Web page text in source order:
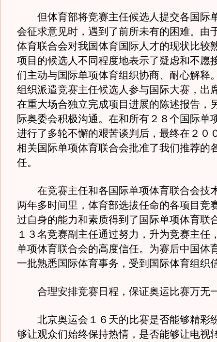
但体育部将竞赛主任候选人提交各国际
会征求意见时，遇到了前所未有的困难。由
体育联合会对我国体育国际人才的现状比较
项目的候选人不同程度地表示了疑虑和不愿
们主动与国际单项体育组织协商、耐心解释
组织派遣竞赛主任候选人参与国际大赛，出
在重大场合独立完成项目进展的陈述报告，
际奥委会积极沟通。在和所有２８个国际单
进行了多轮不懈的艰苦谈判后，最终在２０
相关国际单项体育联合会批准了我们推荐的
任。
在竞赛主任和各国际单项体育联合会技
两年多时间里，体育部选拔任命的各项目竞
过自身的能力和素质得到了国际单项体育联
１３名竞赛副主任通过努力，升为竞赛主任
单项体育联合会的高度信任。为赛后中国体
一批熟悉国际体育事务，受到国际体育组织
合理安排竞赛日程，保证奥运比赛万无
北京奥运会１６天的比赛是否能够精彩
够让观众们始终保持热情，是否能够让电视